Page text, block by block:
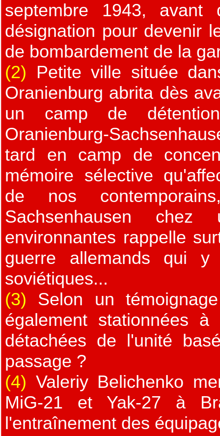
septembre 1943,
désignation pour devenir
de bombardement de la
(2) Petite ville située
Oranienburg abrita dès
un camp de
Oranienburg-
tard en camp de
mémoire sélective
de nos
Sachsenhausen
environnantes rappelle
guerre allemands qui
soviétiques...
(3) Selon un
également stationnées à
détachées de l'unité
passage ?
(4) Valeriy Belichenko
MiG-21 et Yak-27 à
l'entraînement des